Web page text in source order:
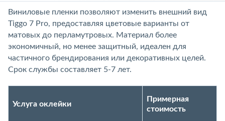
Виниловые пленки позволяют изменить внешний вид
Tiggo 7 Pro, предоставляя цветовые варианты от
матовых до перламутровых. Материал более
экономичный, но менее защитный, идеален для
частичного брендирования или декоративных целей.
Срок службы составляет 5-7 лет.
Услуга оклейки
Примерная
стоимость